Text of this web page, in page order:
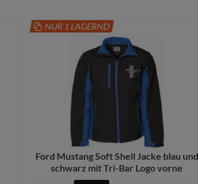
NUR 1 LAGERND
Ford Mustang Soft Shell Jacke blau und
schwarz mit Tri-Bar Logo vorne